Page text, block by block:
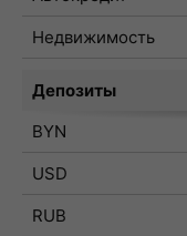
Недвижимость
Депозиты
BYN
USD
RUB